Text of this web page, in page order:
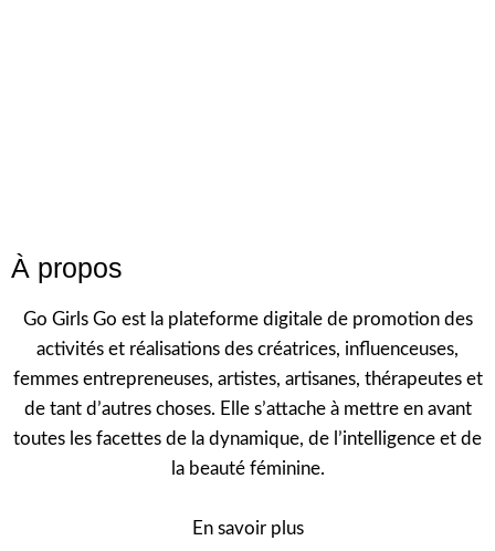
À propos
Go Girls Go est la plateforme digitale de promotion des
activités et réalisations des créatrices, influenceuses,
femmes entrepreneuses, artistes, artisanes, thérapeutes et
de tant d’autres choses. Elle s’attache à mettre en avant
toutes les facettes de la dynamique, de l’intelligence et de
la beauté féminine.
En savoir plus